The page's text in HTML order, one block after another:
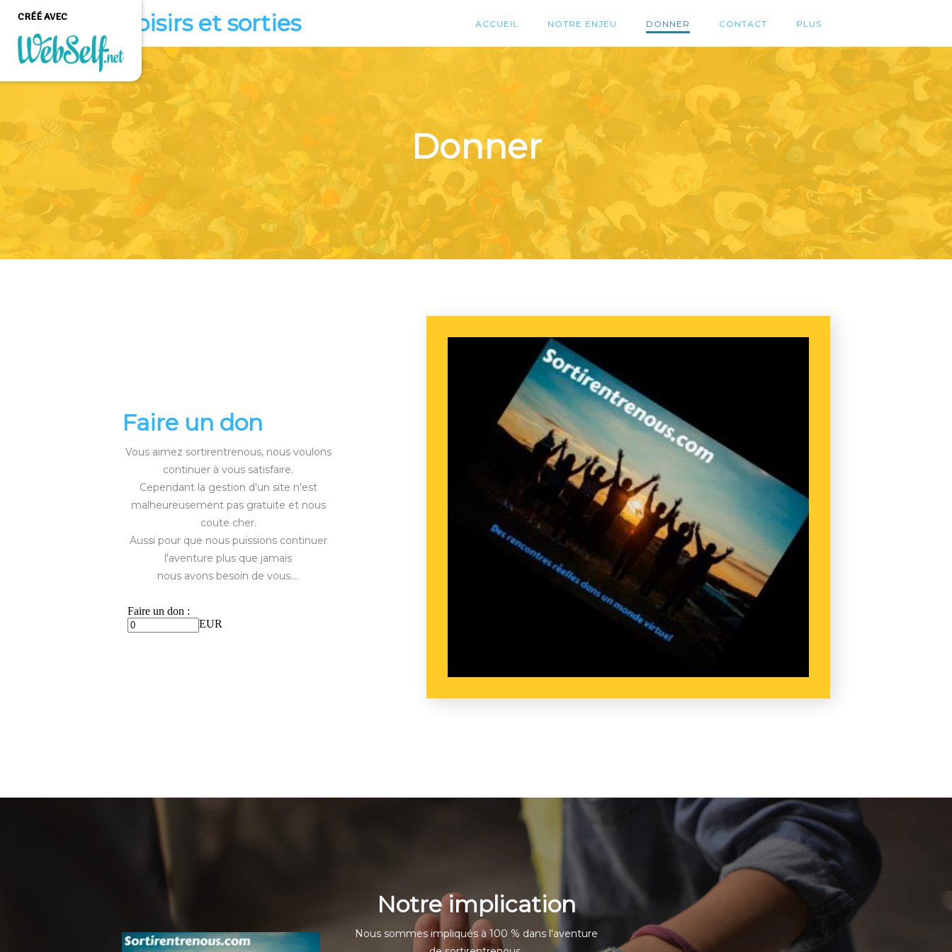
Loisirs et sorties ACCUEIL NOTRE ENJEU DONNER CONTACT PLUS
Donner
Faire un don
Vous aimez sortirentrenous, nous voulons
continuer à vous satisfaire.
Cependant la gestion d'un site n'est
malheureusement pas gratuite et nous
coute cher.
Aussi pour que nous puissions continuer
l'aventure plus que jamais
nous avons besoin de vous....
Notre implication
Nous sommes impliqués à 100 % dans l'aventure
CRÉÉ AVEC
qualité professionnelle
et personnalisable sans
aucune connaissance en
programmation